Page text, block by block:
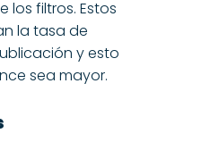
los filtros. Estos
la tasa de
y esto
sea mayor.